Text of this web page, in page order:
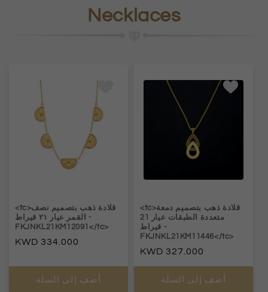
Necklaces
<tc>قلادة ذهب بتصميم نصف
القمر عيار ٢١ قيراط
-
FKJNKL21KM12091</tc>
السعر
334.000
أضف إلى السلة
<tc>قلادة ذهب بتصميم دمعة
متعددة الطبقات عيار 21
قيراط -
FKJNKL21KM11446</tc>
السعر
العادي
327.000
أضف إلى السلة